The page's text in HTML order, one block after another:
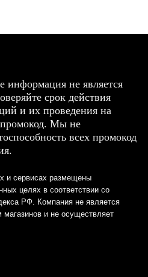
информация не является
срок действия
и их проведения на
промокод. Мы не
всех промокод
и сервисах размещены
целях в соответствии со
РФ. Компания не является
и не осуществляет